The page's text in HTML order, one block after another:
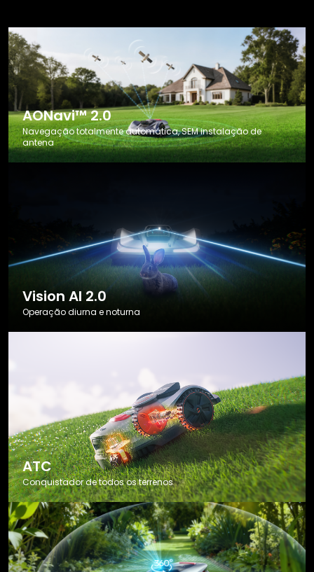
AONavi™ 2.0
Navegação totalmente automática, SEM instalação de
antena
Vision AI 2.0
Operação diurna e noturna
ATC
Conquistador de todos os terrenos